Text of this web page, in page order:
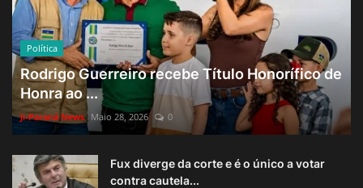
Política
Rodrigo Guerreiro recebe Título Honorífico de
Honra ao ...
Ji-Paraná News Maio 28, 2026 0
Fux diverge da corte e é o único a votar
contra cautela...